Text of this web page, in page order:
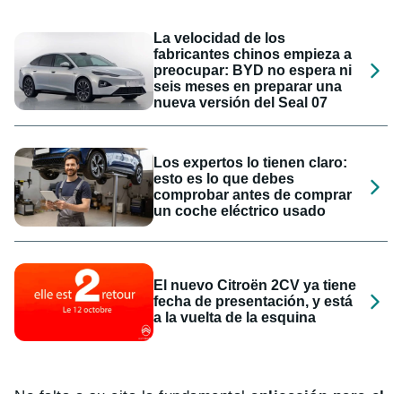
La velocidad de los
fabricantes chinos empieza a
preocupar: BYD no espera ni
seis meses en preparar una
nueva versión del Seal 07
Los expertos lo tienen claro:
esto es lo que debes
comprobar antes de comprar
un coche eléctrico usado
El nuevo Citroën 2CV ya tiene
fecha de presentación, y está
a la vuelta de la esquina